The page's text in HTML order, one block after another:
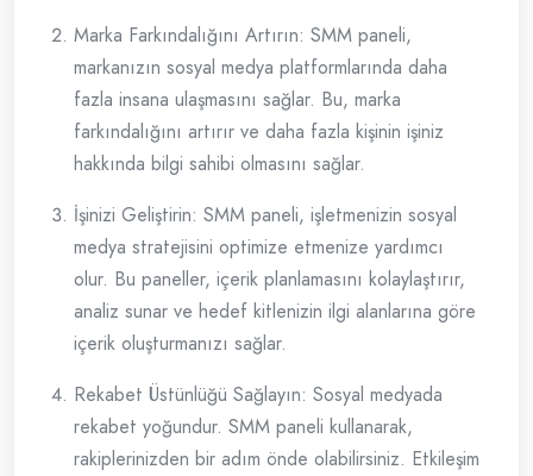
Marka Farkındalığını Artırın: SMM paneli,
markanızın sosyal medya platformlarında daha
fazla insana ulaşmasını sağlar. Bu, marka
farkındalığını artırır ve daha fazla kişinin işiniz
hakkında bilgi sahibi olmasını sağlar.
İşinizi Geliştirin: SMM paneli, işletmenizin sosyal
medya stratejisini optimize etmenize yardımcı
olur. Bu paneller, içerik planlamasını kolaylaştırır,
analiz sunar ve hedef kitlenizin ilgi alanlarına göre
içerik oluşturmanızı sağlar.
Rekabet Üstünlüğü Sağlayın: Sosyal medyada
rekabet yoğundur. SMM paneli kullanarak,
rakiplerinizden bir adım önde olabilirsiniz. Etkileşim